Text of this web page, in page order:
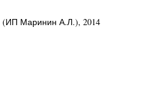
(ИП Маринин А.Л.), 2014